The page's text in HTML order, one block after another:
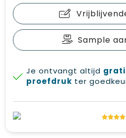
Sample
Je ontvangt altijd
proefdruk ter